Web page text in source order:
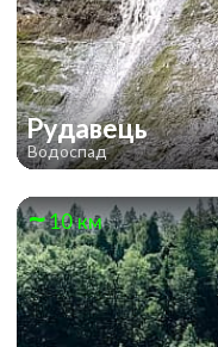
Рудавець
Водоспад
10 км